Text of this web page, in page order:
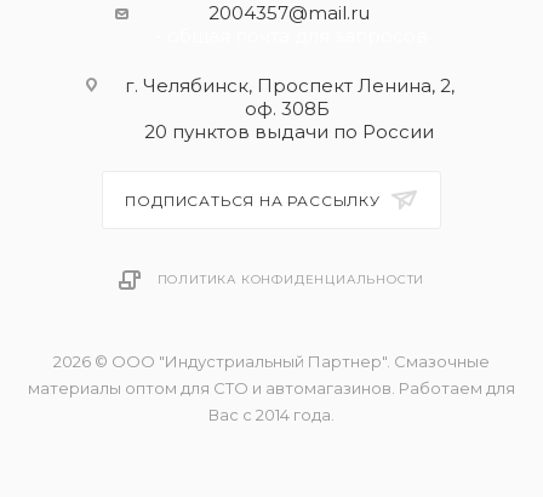
2004357@mail.ru
г. Челябинск, Проспект Ленина, 2,
оф. 308Б
20 пунктов выдачи по России
ПОДПИСАТЬСЯ НА РАССЫЛКУ
ПОЛИТИКА КОНФИДЕНЦИАЛЬНОСТИ
2026 © ООО "Индустриальный Партнер". Смазочные
материалы оптом для СТО и автомагазинов. Работаем для
Вас с 2014 года.